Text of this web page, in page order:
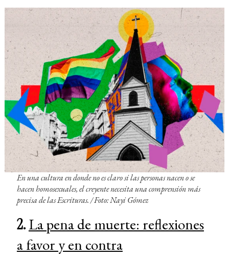
En una cultura en donde no es claro si las personas nacen o se
hacen homosexuales, el creyente necesita una comprensión más
precisa de las Escrituras. / Foto: Nayi Gómez
2.La pena de muerte: reflexiones
a favor y en contra